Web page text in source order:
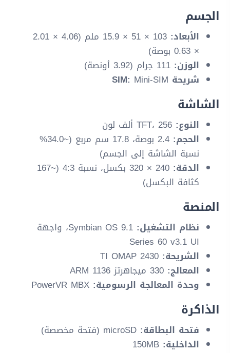
الجسم
الأبعاد:
103 × 51 × 15.9 ملم (4.06 × 2.01
× 0.63 بوصة)
الوزن:
شريحة SIM: Mini-SIM
الشاشة
النوع:
الحجم:
2.4 بوصة، 17.8 سم مربع (~34.0%
نسبة الشاشة إلى الجسم)
الدقة:
240 × 320 بكسل، نسبة 4:3 (~167
كثافة البكسل)
المنصة
نظام التشغيل:
Symbian OS 9.1، واجهة
Series 60 v3.1 UI
الشريحة:
المعالج:
وحدة المعالجة الرسومية:
الذاكرة
فتحة البطاقة:
الداخلية: